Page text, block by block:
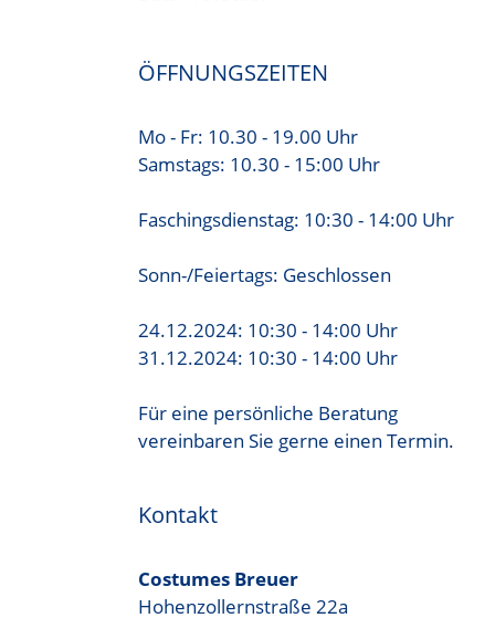
ÖFFNUNGSZEITEN
Mo - Fr: 10.30 - 19.00 Uhr
Samstags: 10.30 - 15:00 Uhr
Faschingsdienstag: 10:30 - 14:00 Uhr
Sonn-/Feiertags: Geschlossen
24.12.2024: 10:30 - 14:00 Uhr
31.12.2024: 10:30 - 14:00 Uhr
Für eine persönliche Beratung
vereinbaren Sie gerne einen Termin.
Kontakt
Costumes Breuer
Hohenzollernstraße 22a